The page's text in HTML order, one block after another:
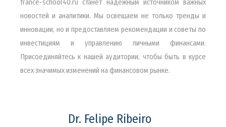
france-school40.ru станет надежным источником важных
новостей и аналитики. Мы освещаем не только тренды и
инновации, но и предоставляем рекомендации и советы по
инвестициям и управлению личными финансами.
Присоединяйтесь к нашей аудитории, чтобы быть в курсе
всех значимых изменений на финансовом рынке.
Dr. Felipe Ribeiro